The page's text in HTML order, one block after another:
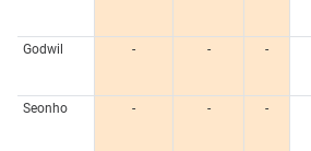
Godwil
- - -
Seonho
- - -